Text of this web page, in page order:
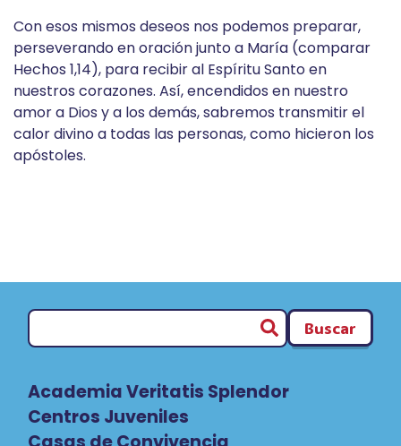
Con esos mismos deseos nos podemos preparar,
perseverando en oración junto a María (comparar
Hechos 1,14), para recibir al Espíritu Santo en
nuestros corazones. Así, encendidos en nuestro
amor a Dios y a los demás, sabremos transmitir el
calor divino a todas las personas, como hicieron los
apóstoles.
Buscar
Academia Veritatis Splendor
Centros Juveniles